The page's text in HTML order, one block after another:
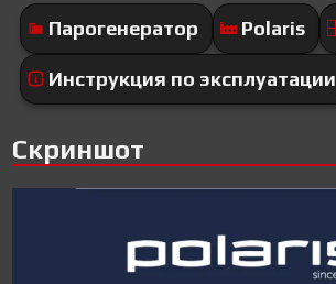
Парогенератор
Polaris
Инструкция по эксплуатации
Скриншот